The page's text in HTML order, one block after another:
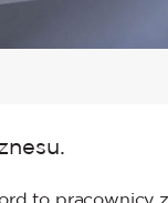
to